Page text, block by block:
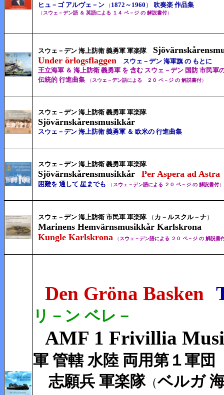
ヒュ－ゴ アルヴェ－ン （1872～1960 ） 吹奏楽 作品集
（スウェ－デン語 ＆ 英語による １４ ペ－ジ の 解説書付）
スウェ－デン 海上防衛 義勇軍 軍楽隊
Under örlogsflaggen
スウェ－デン 海軍旗 の もとに
王立海軍 ＆ 海上防衛 義勇軍 を 含む スウェ－デン 国防 市民軍
伝統的 行進曲集
（スウェ－デン語による ２０ ペ－ジ の 解説書付）
スウェ－デン 海上防衛 義勇軍 軍楽隊
Sjövärnskårensmusikkår
スウェ－デン 海上防衛 義勇軍 ＆ 欧米の 行進曲集
スウェ－デン 海上防衛 義勇軍 軍楽隊
Sjövärnskårensmusikkår Per Aspera ad Astra
困難を 通して 星までも （スウェ－デン語による ２０ ペ－ジ の 解説書付）
スウェ－デン 海上防衛 市民軍 軍楽隊 （ カ－ルスクル－ナ）
Marinens Hemvärnsmusikkår Karlskrona
Kungle Karlskrona
（スウェ－デン語による ２０ ペ－ジ の 解説書
Den Gröna Basken
リ－ン ベレ－
AMF 1 Frivillia
軍 管轄 水陸 両用第１軍団
志願兵 軍楽隊（ベルガ